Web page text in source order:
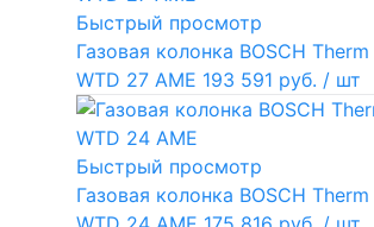
Быстрый просмотр
Газовая колонка BOSCH
WTD 27 AME 193 591 руб. / шт
Быстрый просмотр
Газовая колонка BOSCH